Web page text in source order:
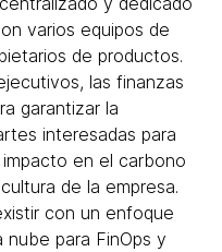
varios equipos de
de productos.
las finanzas
garantizar la
interesadas para
en el carbono
de la empresa.
con un enfoque
nube para FinOps y